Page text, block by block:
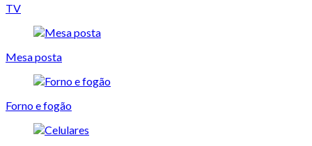
TV
Mesa posta
Forno e fogão